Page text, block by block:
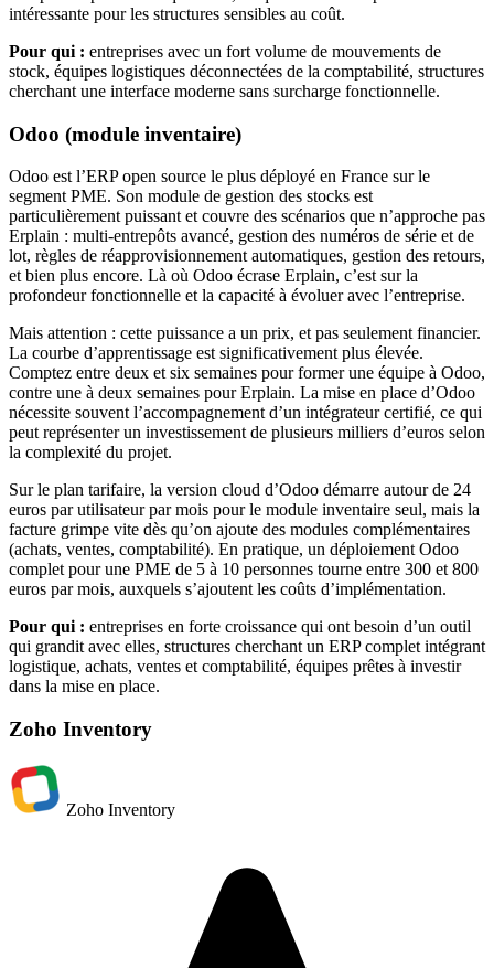
intéressante pour les structures sensibles au coût.
Pour qui : entreprises avec un fort volume de mouvements de
stock, équipes logistiques déconnectées de la comptabilité, structures
cherchant une interface moderne sans surcharge fonctionnelle.
Odoo (module inventaire)
Odoo est l’ERP open source le plus déployé en France sur le
segment PME. Son module de gestion des stocks est
particulièrement puissant et couvre des scénarios que n’approche pas
Erplain : multi-entrepôts avancé, gestion des numéros de série et de
lot, règles de réapprovisionnement automatiques, gestion des retours,
et bien plus encore. Là où Odoo écrase Erplain, c’est sur la
profondeur fonctionnelle et la capacité à évoluer avec l’entreprise.
Mais attention : cette puissance a un prix, et pas seulement financier.
La courbe d’apprentissage est significativement plus élevée.
Comptez entre deux et six semaines pour former une équipe à Odoo,
contre une à deux semaines pour Erplain. La mise en place d’Odoo
nécessite souvent l’accompagnement d’un intégrateur certifié, ce qui
peut représenter un investissement de plusieurs milliers d’euros selon
la complexité du projet.
Sur le plan tarifaire, la version cloud d’Odoo démarre autour de 24
euros par utilisateur par mois pour le module inventaire seul, mais la
facture grimpe vite dès qu’on ajoute des modules complémentaires
(achats, ventes, comptabilité). En pratique, un déploiement Odoo
complet pour une PME de 5 à 10 personnes tourne entre 300 et 800
euros par mois, auxquels s’ajoutent les coûts d’implémentation.
Pour qui : entreprises en forte croissance qui ont besoin d’un outil
qui grandit avec elles, structures cherchant un ERP complet intégrant
logistique, achats, ventes et comptabilité, équipes prêtes à investir
dans la mise en place.
Zoho Inventory
Zoho Inventory